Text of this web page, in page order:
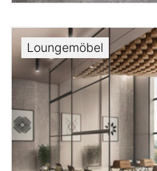
Loungemöbel